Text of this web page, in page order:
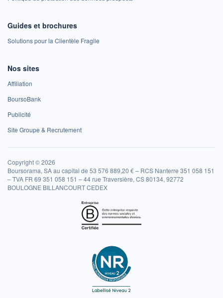
Guides et brochures
Solutions pour la Clientèle Fragile
Nos sites
Affiliation
BoursoBank
Publicité
Site Groupe & Recrutement
Copyright © 2026
Boursorama, SA au capital de 53 576 889,20 € – RCS Nanterre 351 058 151
– TVA FR 69 351 058 151 – 44 rue Traversière, CS 80134, 92772
BOULOGNE BILLANCOURT CEDEX